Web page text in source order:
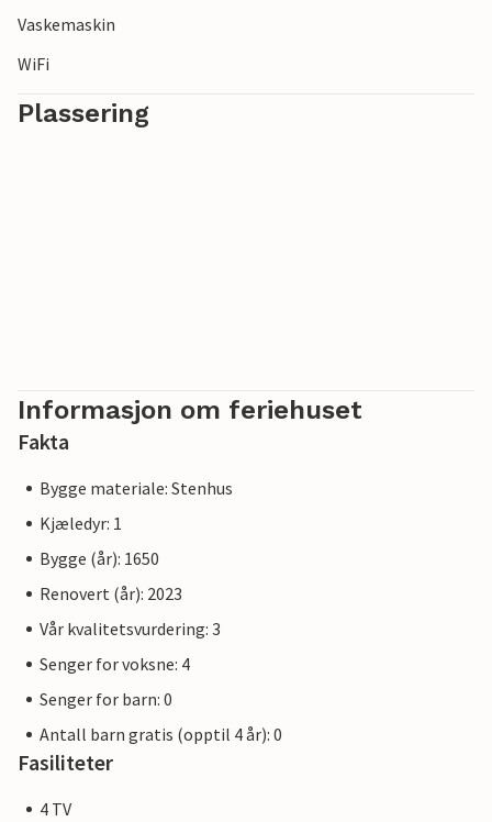
Vaskemaskin
WiFi
Plassering
Informasjon om feriehuset
Fakta
Bygge materiale: Stenhus
Kjæledyr: 1
Bygge (år): 1650
Renovert (år): 2023
Vår kvalitetsvurdering: 3
Senger for voksne: 4
Senger for barn: 0
Antall barn gratis (opptil 4 år): 0
Fasiliteter
4 TV